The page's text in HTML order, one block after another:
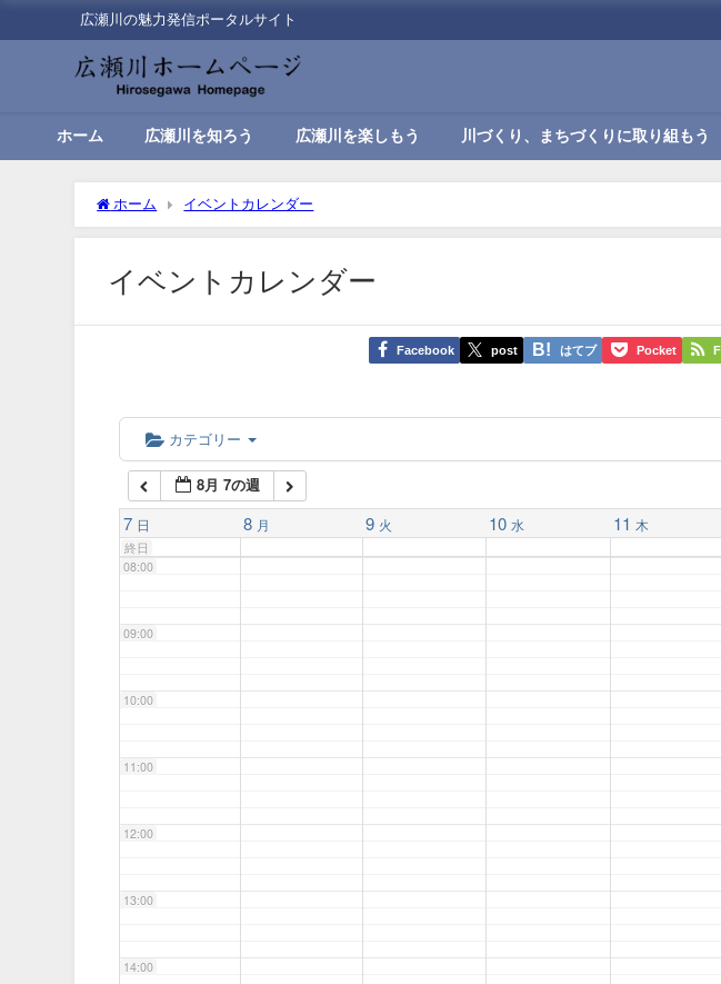
広瀬川の魅力発信ポータルサイト
ホーム 広瀬川を知ろう 広瀬川を楽しもう 川づくり、まちづくりに取り組もう
ホーム イベントカレンダー
イベントカレンダー
Facebook post はてブ Pocket
カテゴリー
8月 7の週
7 日 8 月 9 火 10 水 11 木
終日
01:00
04:00
06:00
07:00
08:00
09:00
10:00
11:00
12:00
13:00
14:00